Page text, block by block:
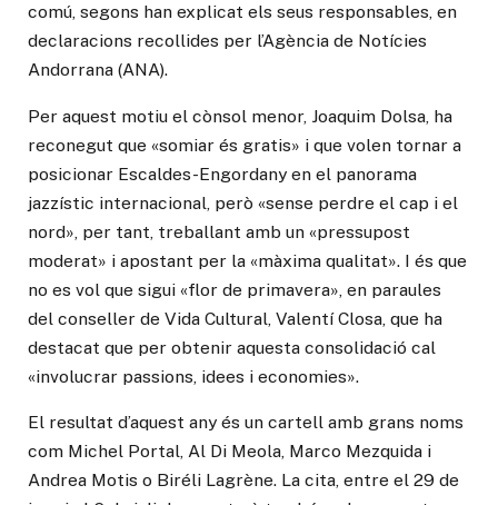
comú, segons han explicat els seus responsables, en
declaracions recollides per l’Agència de Notícies
Andorrana (ANA).
Per aquest motiu el cònsol menor, Joaquim Dolsa, ha
reconegut que «somiar és gratis» i que volen tornar a
posicionar Escaldes-Engordany en el panorama
jazzístic internacional, però «sense perdre el cap i el
nord», per tant, treballant amb un «pressupost
moderat» i apostant per la «màxima qualitat». I és que
no es vol que sigui «flor de primavera», en paraules
del conseller de Vida Cultural, Valentí Closa, que ha
destacat que per obtenir aquesta consolidació cal
«involucrar passions, idees i economies».
El resultat d’aquest any és un cartell amb grans noms
com Michel Portal, Al Di Meola, Marco Mezquida i
Andrea Motis o Biréli Lagrène. La cita, entre el 29 de